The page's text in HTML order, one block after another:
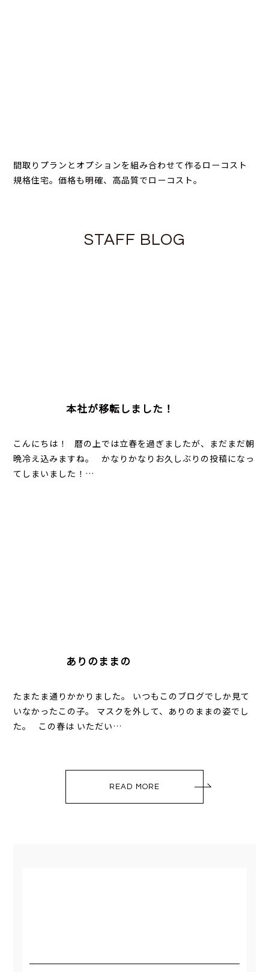
間取りプランとオプションを組み合わせて作るローコスト
規格住宅。価格も明確、高品質でローコスト。
STAFF BLOG
本社が移転しました！
こんにちは！ 暦の上では立春を過ぎましたが、まだまだ朝
晩冷え込みますね。 かなりかなりお久しぶりの投稿になっ
てしまいました！…
ありのままの
たまたま通りかかりました。 いつもこのブログでしか見て
いなかったこの子。 マスクを外して、ありのままの姿でし
た。 この春は いただい…
READ MORE